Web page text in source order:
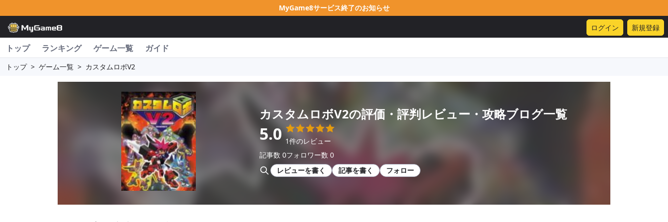
MyGame8サービス終了のお知らせ
ログイン 新規登録
トップ ランキング ゲーム一覧 ガイド
トップ > ゲーム一覧 > カスタムロボV2
カスタムロボV2の評価・評判レビュー・攻略ブログ一覧
5.0 1件のレビュー
記事数 0フォロワー数 0
レビューを書く
記事を書く フォロー